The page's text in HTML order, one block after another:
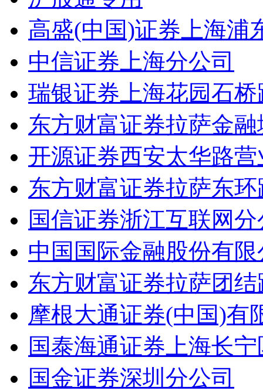
高盛(中国)证券上海浦
中信证券上海分公司
瑞银证券上海花园石
东方财富证券拉萨金
开源证券西安太华路营
东方财富证券拉萨东
国信证券浙江互联网
中国国际金融股份有
东方财富证券拉萨团
摩根大通证券(中国)有
国泰海通证券上海长
国金证券深圳分公司